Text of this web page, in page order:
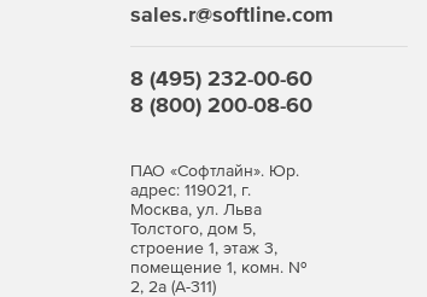
sales.r@softline.com
8 (495) 232-00-60
8 (800) 200-08-60
ПАО «Софтлайн». Юр.
адрес: 119021, г.
Москва, ул. Льва
Толстого, дом 5,
строение 1, этаж 3,
помещение 1, комн. №
2, 2а (А-311)